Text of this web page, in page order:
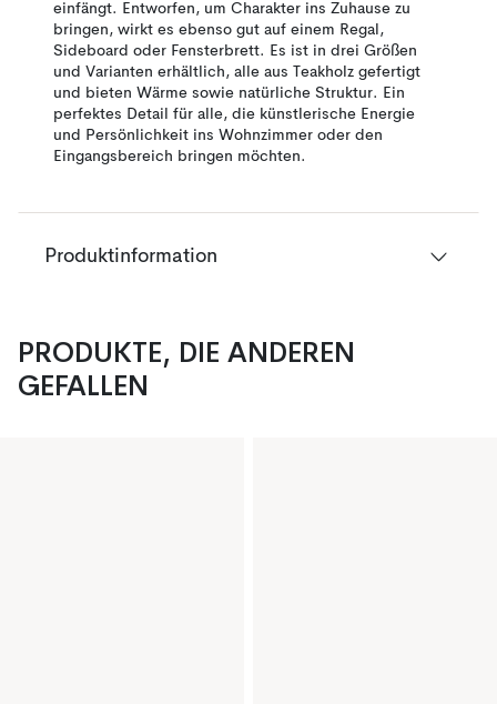
einfängt. Entworfen, um Charakter ins Zuhause zu
bringen, wirkt es ebenso gut auf einem Regal,
Sideboard oder Fensterbrett. Es ist in drei Größen
und Varianten erhältlich, alle aus Teakholz gefertigt
und bieten Wärme sowie natürliche Struktur. Ein
perfektes Detail für alle, die künstlerische Energie
und Persönlichkeit ins Wohnzimmer oder den
Eingangsbereich bringen möchten.
Produktinformation
PRODUKTE, DIE ANDEREN
GEFALLEN